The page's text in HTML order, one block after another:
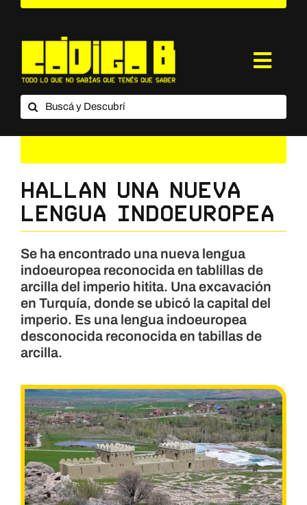
Saltar
¿Qué es Código B?
Contacto
Buscar:
Hallan una nueva
lengua indoeuropea
Se ha encontrado una nueva lengua
indoeuropea reconocida en tablillas de
arcilla del imperio hitita. Una excavación
en Turquía, donde se ubicó la capital del
imperio. Es una lengua indoeuropea
desconocida reconocida en tabillas de
arcilla.